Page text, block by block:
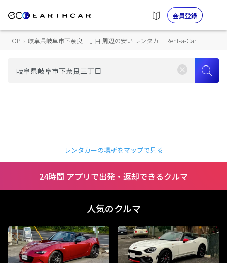
会員登録
TOP › 岐阜県岐阜市下奈良三丁目 周辺の安い レンタカー Rent-a-Car
レンタカーの場所をマップで見る
24時間 アプリで出発・返却できるクルマ
人気のクルマ